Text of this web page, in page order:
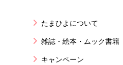
たまひよについて
雑誌・絵本・ムック書籍
キャンペーン